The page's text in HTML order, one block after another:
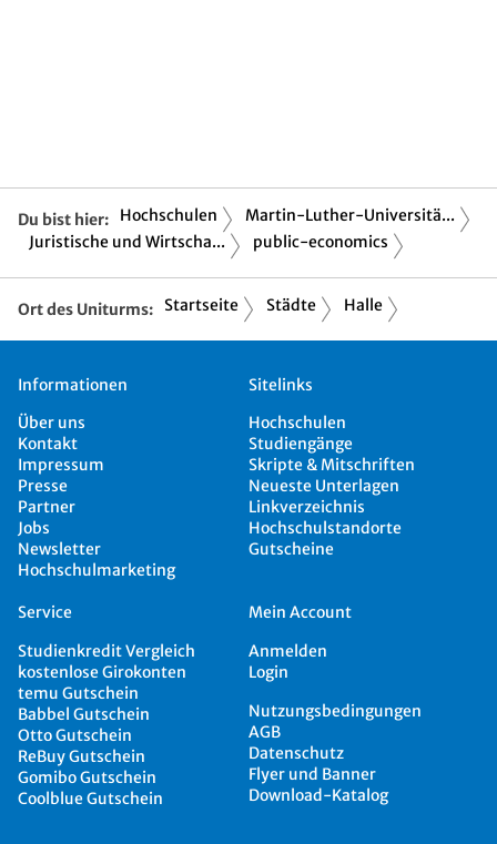
Du bist hier: Hochschulen
Martin-Luther-Universitä...
Juristische und Wirtscha...
public-economics
Ort des Uniturms: Startseite Städte Halle
Informationen
Über uns
Kontakt
Impressum
Presse
Partner
Jobs
Newsletter
Hochschulmarketing
Sitelinks
Hochschulen
Studiengänge
Skripte & Mitschriften
Neueste Unterlagen
Linkverzeichnis
Hochschulstandorte
Gutscheine
Service
Studienkredit Vergleich
kostenlose Girokonten
temu Gutschein
Babbel Gutschein
Otto Gutschein
ReBuy Gutschein
Gomibo Gutschein
Coolblue Gutschein
Mein Account
Anmelden
Login
Nutzungsbedingungen
AGB
Datenschutz
Flyer und Banner
Download-Katalog